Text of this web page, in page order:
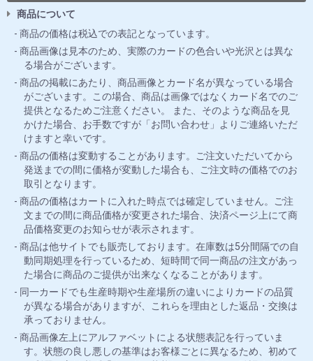
商品について
商品の価格は税込での表記となっています。
商品画像は見本のため、実際のカードの色合いや光沢とは異な
る場合がございます。
商品の掲載にあたり、商品画像とカード名が異なっている場合
がございます。この場合、商品は画像ではなくカード名でのご
提供となるためご注意ください。 また、そのような商品を見
かけた場合、お手数ですが「お問い合わせ」よりご連絡いただ
けますと幸いです。
商品の価格は変動することがあります。ご注文いただいてから
発送までの間に価格が変動した場合も、ご注文時の価格でのお
取引となります。
商品の価格はカートに入れた時点では確定していません。ご注
文までの間に商品価格が変更された場合、決済ページ上にて商
品価格変更のお知らせが表示されます。
商品は他サイトでも販売しております。在庫数は5分間隔での自
動同期処理を行っているため、短時間で同一商品の注文があっ
た場合に商品のご提供が出来なくなることがあります。
同一カードでも生産時期や生産場所の違いによりカードの品質
が異なる場合がありますが、これらを理由とした返品・交換は
承っておりません。
商品画像左上にアルファベットによる状態表記を行っていま
す。状態の良し悪しの基準はお客様ごとに異なるため、初めて